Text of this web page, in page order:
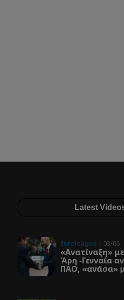
Latest
Euroleague | 03/06
«Ανατίναξη»
Άρη -Γενναία
ΠΑΟ, «ανάσα»